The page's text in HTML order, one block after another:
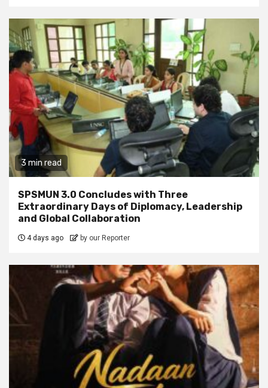
3 min read
SPSMUN 3.0 Concludes with Three
Extraordinary Days of Diplomacy, Leadership
and Global Collaboration
4 days ago by our Reporter